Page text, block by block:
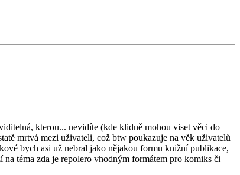
kterou... nevidíte (kde klidně mohou viset věci do
mrtvá mezi uživateli, což btw poukazuje na věk uživatelů
bych asi už nebral jako nějakou formu knižní publikace,
téma zda je repolero vhodným formátem pro komiks či